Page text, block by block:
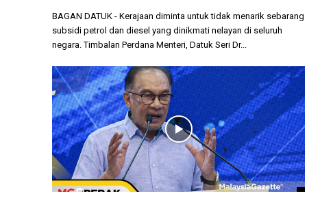
BAGAN DATUK - Kerajaan diminta untuk tidak menarik sebarang
subsidi petrol dan diesel yang dinikmati nelayan di seluruh
negara. Timbalan Perdana Menteri, Datuk Seri Dr...